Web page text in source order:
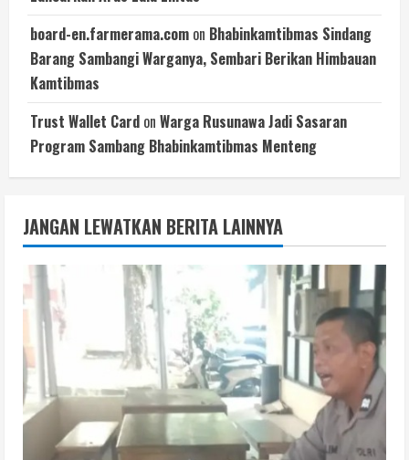
board-en.farmerama.com on Bhabinkamtibmas Sindang
Barang Sambangi Warganya, Sembari Berikan Himbauan
Kamtibmas
Trust Wallet Card on Warga Rusunawa Jadi Sasaran
Program Sambang Bhabinkamtibmas Menteng
JANGAN LEWATKAN BERITA LAINNYA